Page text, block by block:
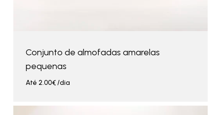
Conjunto de almofadas amarelas
pequenas
Até 2.00€/dia